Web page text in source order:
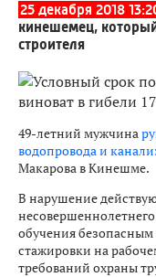
25 декабря 2018
кинешемец,
строителя
49-летний мужчина
водопровода и
Макарова в Кинешме.
В нарушение
обучения
стажировки на
требований охраны